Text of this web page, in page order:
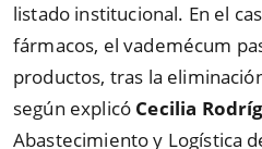
listado institucional. En el
fármacos, el vademécum
productos, tras la
según explicó Cecilia
Abastecimiento y Logística